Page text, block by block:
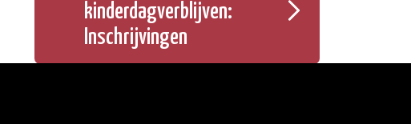
kinderdagverblijven:
Inschrijvingen